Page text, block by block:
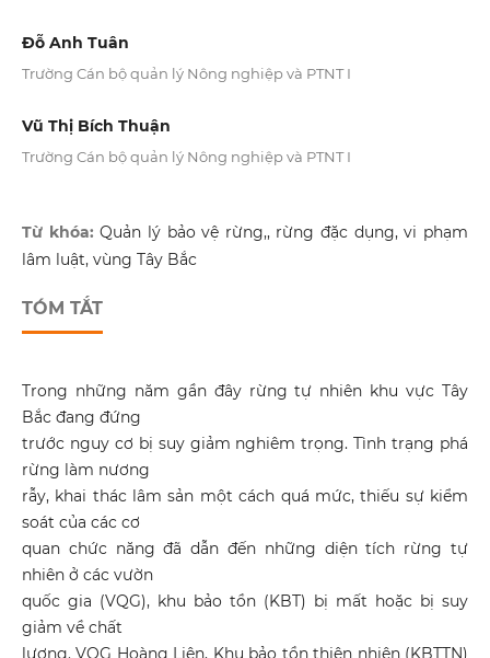
Đỗ Anh Tuân
Trường Cán bộ quản lý Nông nghiệp và PTNT I
Vũ Thị Bích Thuận
Trường Cán bộ quản lý Nông nghiệp và PTNT I
Từ khóa:Quản lý bảo vệ rừng,, rừng đặc dụng, vi phạm
lâm luật, vùng Tây Bắc
TÓM TẮT
Trong những năm gần đây rừng tự nhiên khu vực Tây
Bắc đang đứng
trước nguy cơ bị suy giảm nghiêm trọng. Tình trạng phá
rừng làm nương
rẫy, khai thác lâm sản một cách quá mức, thiếu sự kiểm
soát của các cơ
quan chức năng đã dẫn đến những diện tích rừng tự
nhiên ở các vườn
quốc gia (VQG), khu bảo tồn (KBT) bị mất hoặc bị suy
giảm về chất
lượng. VQG Hoàng Liên, Khu bảo tồn thiên nhiên (KBTTN)